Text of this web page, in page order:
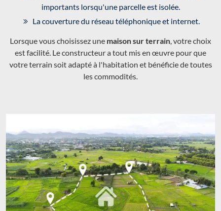
importants lorsqu'une parcelle est isolée.
La couverture du réseau téléphonique et internet.
Lorsque vous choisissez une maison sur terrain , votre choix
est facilité. Le constructeur a tout mis en œuvre pour que
votre terrain soit adapté à l'habitation et bénéficie de toutes
les commodités.